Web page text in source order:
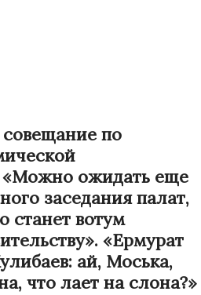
совещание по
«Можно ожидать еще
заседания палат,
станет вотум
«Ермурат
ай, Моська,
что лает на слона?»